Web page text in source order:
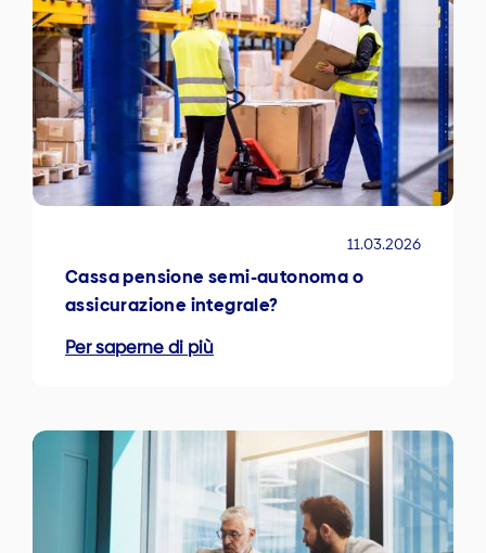
11.03.2026
Cassa pensione semi-autonoma o
assicurazione integrale?
Per saperne di più